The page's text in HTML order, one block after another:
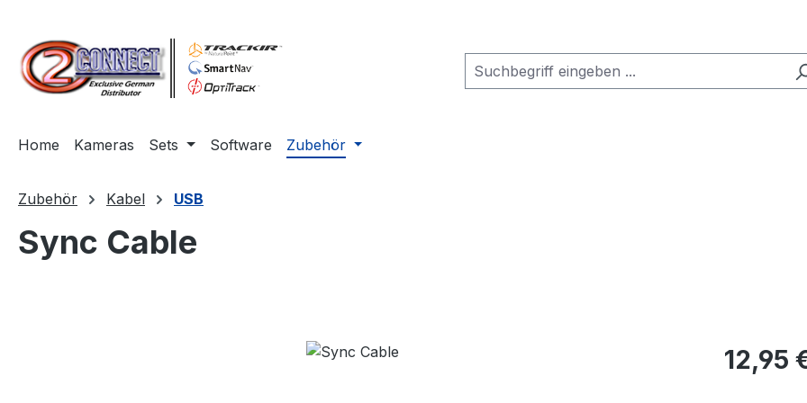
Home Kameras Sets Software Zubehör
Zubehör Kabel USB
Sync Cable
Regulärer
12,95